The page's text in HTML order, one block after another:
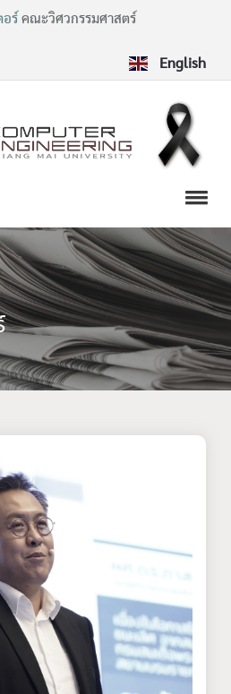
อร์ คณะวิศวกรรมศาสตร์
English